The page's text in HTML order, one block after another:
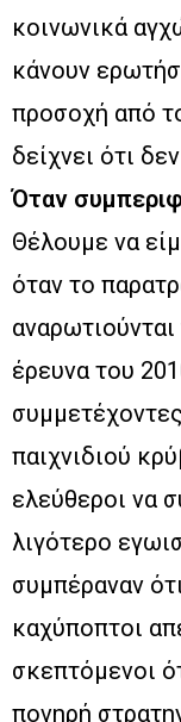
κοινωνικά
κάνουν
προσοχή από
δείχνει ότι
Όταν
Θέλουμε να
όταν το
έρευνα του
παιχνιδιού
ελεύθεροι να
λιγότερο
συμπέραναν
καχύποπτοι
σκεπτόμενοι
πονηρή